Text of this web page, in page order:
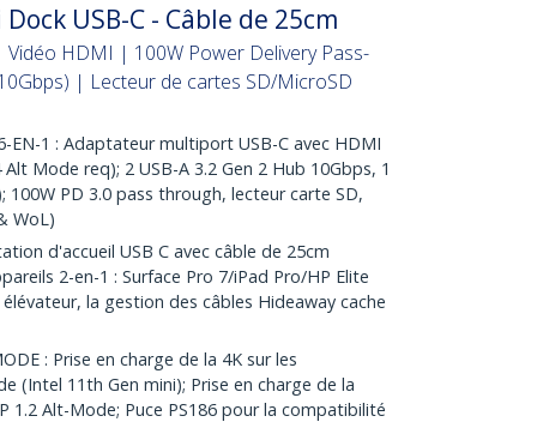
USB-C - Câble de 25cm
HDMI | 100W Power Delivery Pass-
| Lecteur de cartes SD/MicroSD
EN-1 : Adaptateur multiport USB-C avec HDMI
Mode req); 2 USB-A 3.2 Gen 2 Hub 10Gbps, 1
100W PD 3.0 pass through, lecteur carte SD,
WoL)
d'accueil USB C avec câble de 25cm
2-en-1 : Surface Pro 7/iPad Pro/HP Elite
la gestion des câbles Hideaway cache
: Prise en charge de la 4K sur les
(Intel 11th Gen mini); Prise en charge de la
1.2 Alt-Mode; Puce PS186 pour la compatibilité